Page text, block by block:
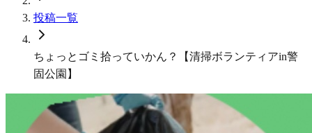
投稿一覧
ちょっとゴミ拾っていかん？【清掃ボランティアin警
固公園】